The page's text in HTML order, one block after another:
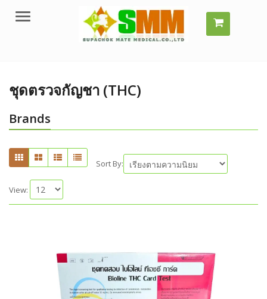
Menu
ชุดตรวจกัญชา (THC)
Brands
Sort By:
View: